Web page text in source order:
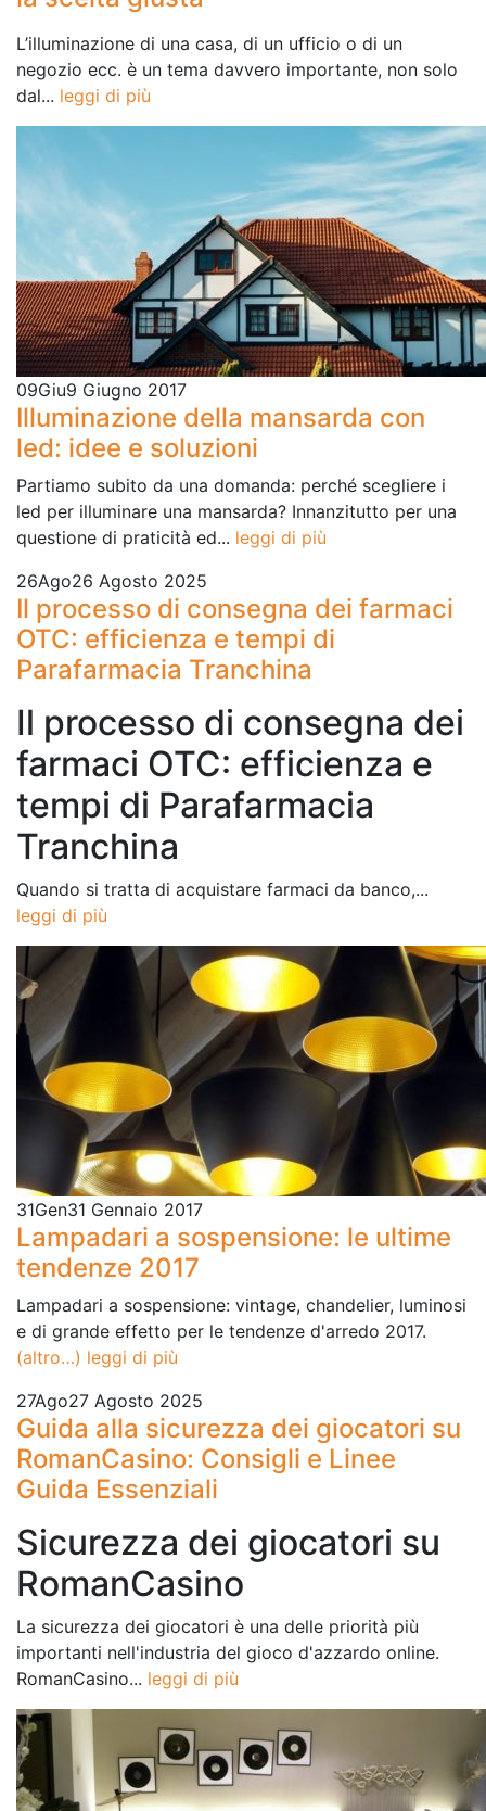
L’illuminazione di una casa, di un ufficio o di un
negozio ecc. è un tema davvero importante, non solo
dal... leggi di più
09Giu9 Giugno 2017
Illuminazione della mansarda con
led: idee e soluzioni
Partiamo subito da una domanda: perché scegliere i
led per illuminare una mansarda? Innanzitutto per una
questione di praticità ed... leggi di più
26Ago26 Agosto 2025
Il processo di consegna dei farmaci
OTC: efficienza e tempi di
Parafarmacia Tranchina
Il processo di consegna dei
farmaci OTC: efficienza e
tempi di Parafarmacia
Tranchina
Quando si tratta di acquistare farmaci da banco,...
leggi di più
31Gen31 Gennaio 2017
Lampadari a sospensione: le ultime
tendenze 2017
Lampadari a sospensione: vintage, chandelier, luminosi
e di grande effetto per le tendenze d'arredo 2017.
(altro…) leggi di più
27Ago27 Agosto 2025
Guida alla sicurezza dei giocatori su
RomanCasino: Consigli e Linee
Guida Essenziali
Sicurezza dei giocatori su
RomanCasino
La sicurezza dei giocatori è una delle priorità più
importanti nell'industria del gioco d'azzardo online.
RomanCasino... leggi di più